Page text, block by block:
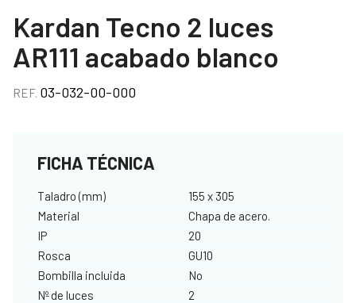
Kardan Tecno 2 luces
AR111 acabado blanco
REF. 03-032-00-000
FICHA TÉCNICA
Taladro (mm)
155 x 305
Material
Chapa de acero.
IP
20
Rosca
GU10
Bombilla incluida
No
Nº de luces
2